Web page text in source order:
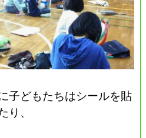
子どもたちはシールを貼
り、